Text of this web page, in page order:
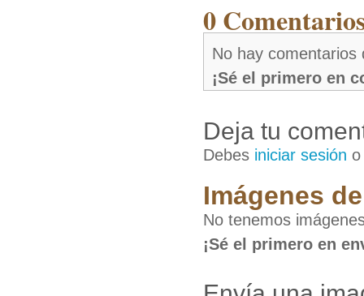
0
No hay comentarios
¡Sé el primero en
Deja tu
Debes iniciar sesión
Imágenes
No tenemos
¡Sé el primero en